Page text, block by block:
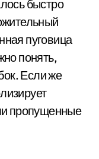
быстро
пуговица
понять,
Если же
пропущенные